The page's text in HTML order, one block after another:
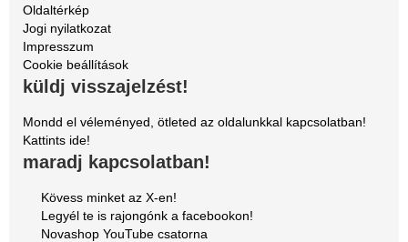
Oldaltérkép
Jogi nyilatkozat
Impresszum
Cookie beállítások
küldj visszajelzést!
Mondd el véleményed, ötleted az oldalunkkal kapcsolatban!
Kattints ide!
maradj kapcsolatban!
Kövess minket az X-en!
Legyél te is rajongónk a facebookon!
Novashop YouTube csatorna